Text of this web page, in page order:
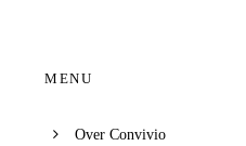
MENU
Over Convivio